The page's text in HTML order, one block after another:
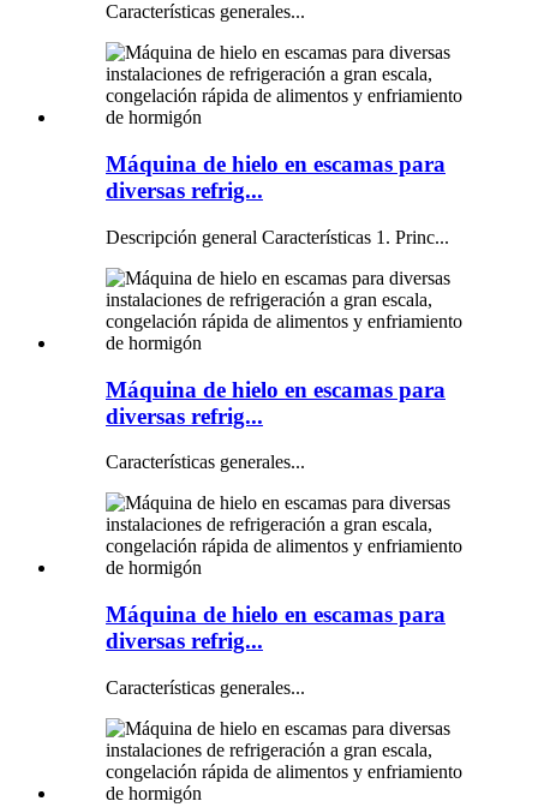
Características generales...
Máquina de hielo en escamas para
diversas refrig...
Descripción general Características 1. Princ...
Máquina de hielo en escamas para
diversas refrig...
Características generales...
Máquina de hielo en escamas para
diversas refrig...
Características generales...